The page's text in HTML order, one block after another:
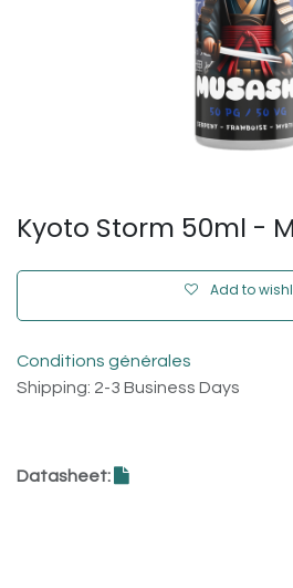
Kyoto Storm 50ml -
Add to
Conditions générales
Shipping: 2-3 Business Days
Datasheet: